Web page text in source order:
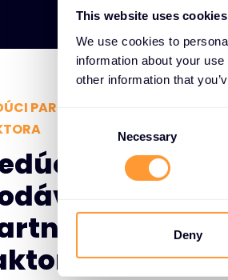
This website uses cookies
We use cookies to
information about your
other information that
s
e
t
e
Necessary
Deny
PARTNERI TECHNOLÓGIÍ
pre
s